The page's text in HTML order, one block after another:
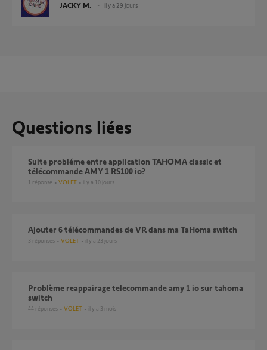
JACKY M. il y a 29 jours
Questions liées
Suite probléme entre application TAHOMA classic et
télécommande AMY 1 RS100 io?
1 réponse VOLET il y a 10 jours
Ajouter 6 télécommandes de VR dans ma TaHoma switch
3 réponses VOLET il y a 23 jours
Problème reappairage telecommande amy 1 io sur tahoma
switch
44 réponses VOLET il y a 3 mois